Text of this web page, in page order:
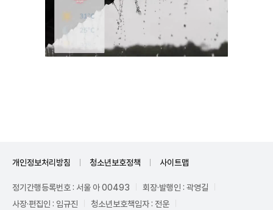
개인정보처리방침 청소년보호정책 사이트맵
정기간행등록번호 : 서울 아 00493
회장·발행인 : 곽영길
사장·편집인 : 임규진
청소년보호책임자 : 전운